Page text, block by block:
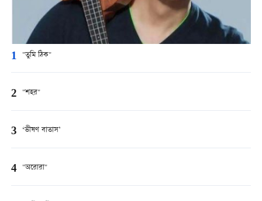
1 "তুমি ঠিক"
2 "শহর"
3 ‘ভীষণ বাতাস’
4 "অরোরা"